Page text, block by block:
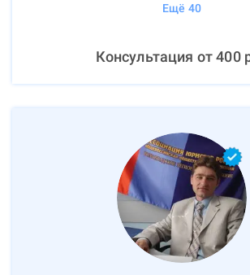
Ещё 40
Консультация от400